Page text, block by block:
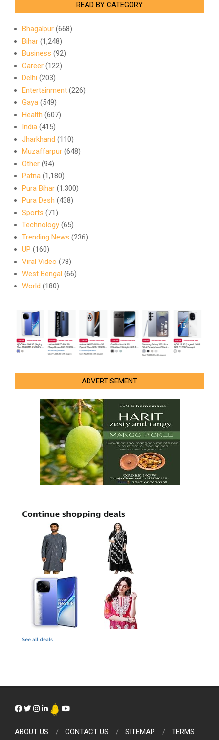
READ BY CATEGORY
Bhagalpur (668)
Bihar (1,248)
Business (92)
Career (122)
Delhi (203)
Entertainment (226)
Gaya (549)
Health (607)
India (415)
Jharkhand (110)
Muzaffarpur (648)
Other (94)
Patna (1,180)
Pura Bihar (1,300)
Pura Desh (438)
Sports (71)
Technology (65)
Trending News (236)
UP (160)
Viral Video (78)
West Bengal (66)
World (180)
ADVERTISEMENT
ABOUT US CONTACT US SITEMAP
TERMS